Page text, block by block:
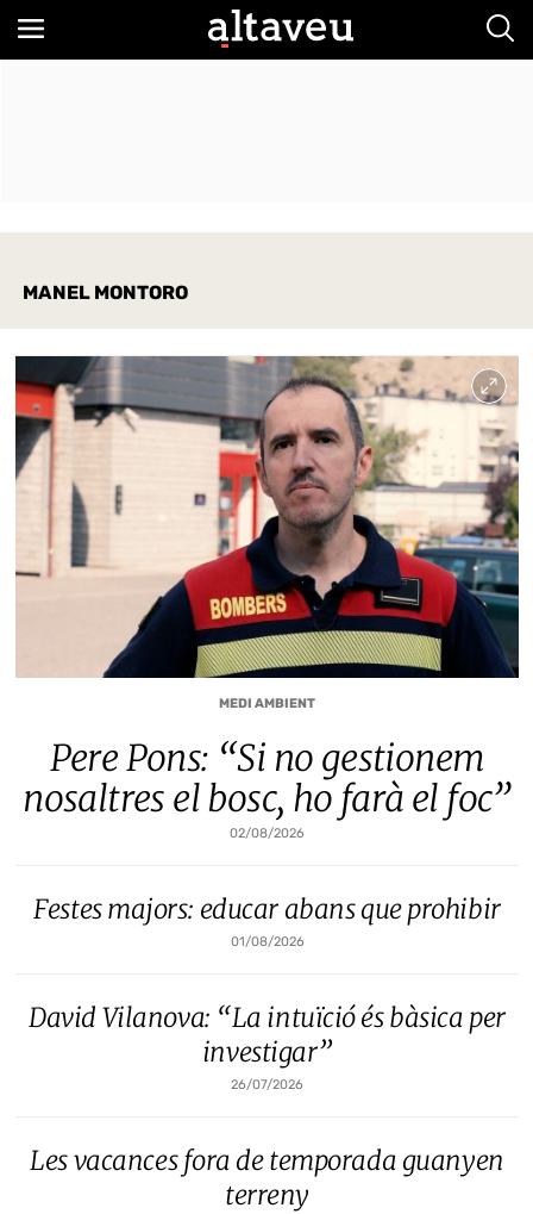
MANEL MONTORO
MEDI AMBIENT
Pere Pons: “Si no gestionem
nosaltres el bosc, ho farà el foc”
02/08/2026
Festes majors: educar abans que prohibir
01/08/2026
David Vilanova: “La intuïció és bàsica per
investigar”
26/07/2026
Les vacances fora de temporada guanyen
terreny